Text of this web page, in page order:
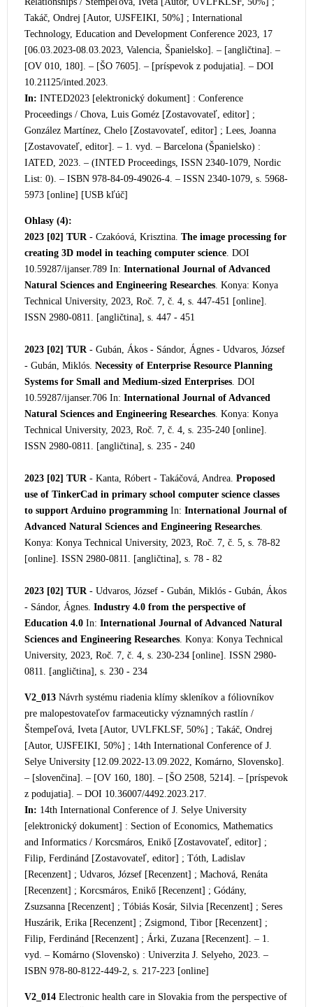
Takáč, Ondrej [Autor, UJSFEIKI, 50%] ; International
Technology, Education and Development Conference 2023, 17
[06.03.2023-08.03.2023, Valencia, Španielsko]. – [angličtina]. –
[OV 010, 180]. – [ŠO 7605]. – [príspevok z podujatia]. – DOI
10.21125/inted.2023.
In: INTED2023 [elektronický dokument] : Conference
Proceedings / Chova, Luis Goméz [Zostavovateľ, editor] ;
González Martínez, Chelo [Zostavovateľ, editor] ; Lees, Joanna
[Zostavovateľ, editor]. – 1. vyd. – Barcelona (Španielsko) :
IATED, 2023. – (INTED Proceedings, ISSN 2340-1079, Nordic
List: 0). – ISBN 978-84-09-49026-4. – ISSN 2340-1079, s. 5968-
5973 [online] [USB kľúč]
Ohlasy (4):
2023 [02] TUR- Czakóová, Krisztina. The image processing for
creating 3D model in teaching computer science. DOI
10.59287/ijanser.789 In: International Journal of Advanced
Natural Sciences and Engineering Researches. Konya: Konya
Technical University, 2023, Roč. 7, č. 4, s. 447-451 [online].
ISSN 2980-0811. [angličtina], s. 447 - 451
2023 [02] TUR- Gubán, Ákos - Sándor, Ágnes - Udvaros, József
- Gubán, Miklós. Necessity of Enterprise Resource Planning
Systems for Small and Medium-sized Enterprises. DOI
10.59287/ijanser.706 In: International Journal of Advanced
Natural Sciences and Engineering Researches. Konya: Konya
Technical University, 2023, Roč. 7, č. 4, s. 235-240 [online].
ISSN 2980-0811. [angličtina], s. 235 - 240
2023 [02] TUR- Kanta, Róbert - Takáčová, Andrea. Proposed
use of TinkerCad in primary school computer science classes
to support Arduino programming In: International Journal of
Advanced Natural Sciences and Engineering Researches.
Konya: Konya Technical University, 2023, Roč. 7, č. 5, s. 78-82
[online]. ISSN 2980-0811. [angličtina], s. 78 - 82
2023 [02] TUR- Udvaros, József - Gubán, Miklós - Gubán, Ákos
- Sándor, Ágnes. Industry 4.0 from the perspective of
Education 4.0 In: International Journal of Advanced Natural
Sciences and Engineering Researches. Konya: Konya Technical
University, 2023, Roč. 7, č. 4, s. 230-234 [online]. ISSN 2980-
0811. [angličtina], s. 230 - 234
V2_013 Návrh systému riadenia klímy skleníkov a fóliovníkov
pre malopestovateľov farmaceuticky významných rastlín /
Štempeľová, Iveta [Autor, UVLFKLSF, 50%] ; Takáč, Ondrej
[Autor, UJSFEIKI, 50%] ; 14th International Conference of J.
Selye University [12.09.2022-13.09.2022, Komárno, Slovensko].
– [slovenčina]. – [OV 160, 180]. – [ŠO 2508, 5214]. – [príspevok
z podujatia]. – DOI 10.36007/4492.2023.217.
In: 14th International Conference of J. Selye University
[elektronický dokument] : Section of Economics, Mathematics
and Informatics / Korcsmáros, Enikő [Zostavovateľ, editor] ;
Filip, Ferdinánd [Zostavovateľ, editor] ; Tóth, Ladislav
[Recenzent] ; Udvaros, József [Recenzent] ; Machová, Renáta
[Recenzent] ; Korcsmáros, Enikő [Recenzent] ; Gódány,
Zsuzsanna [Recenzent] ; Tóbiás Kosár, Silvia [Recenzent] ; Seres
Huszárik, Erika [Recenzent] ; Zsigmond, Tibor [Recenzent] ;
Filip, Ferdinánd [Recenzent] ; Árki, Zuzana [Recenzent]. – 1.
vyd. – Komárno (Slovensko) : Univerzita J. Selyeho, 2023. –
ISBN 978-80-8122-449-2, s. 217-223 [online]
V2_014 Electronic health care in Slovakia from the perspective of